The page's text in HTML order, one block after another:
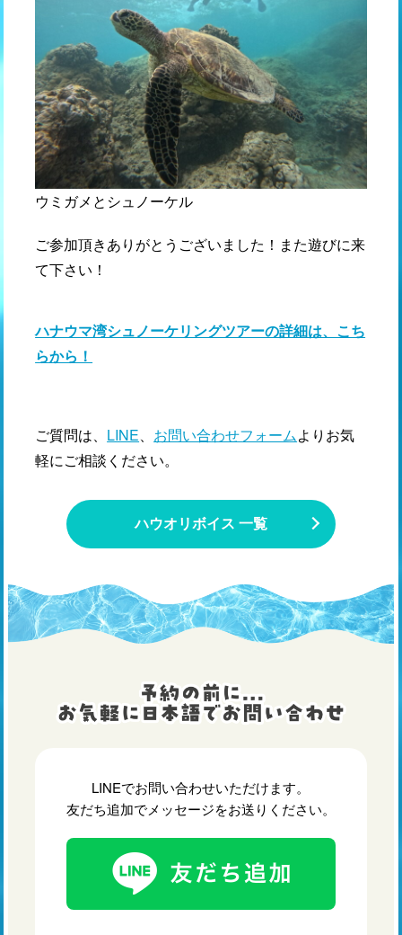
ウミガメとシュノーケル
ご参加頂きありがとうございました！また遊びに来
て下さい！
ハナウマ湾シュノーケリングツアーの詳細は、こち
らから！
ご質問は、 LINE、 お問い合わせフォームよりお気
軽にご相談ください。
ハウオリボイス 一覧
LINEでお問い合わせいただけます。
友だち追加でメッセージをお送りください。